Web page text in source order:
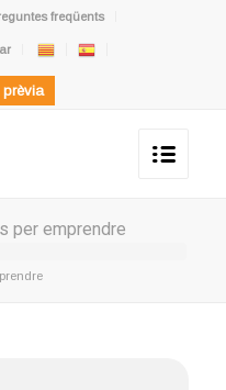
freqüents
prèvia
per emprendre